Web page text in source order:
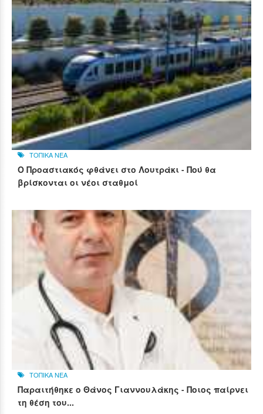
ΤΟΠΙΚΑ ΝΕΑ
Ο Προαστιακός φθάνει στο Λουτράκι - Πού θα
βρίσκονται οι νέοι σταθμοί
ΤΟΠΙΚΑ ΝΕΑ
Παραιτήθηκε ο Θάνος Γιαννουλάκης - Ποιος παίρνει
τη θέση του...